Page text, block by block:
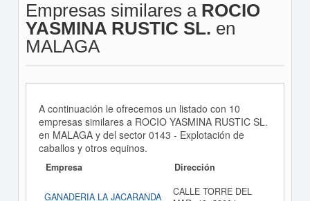
Empresas similares a ROCIO
YASMINA RUSTIC SL. en
MALAGA
A continuación le ofrecemos un listado con 10
empresas similares a ROCIO YASMINA RUSTIC SL.
en MALAGA y del sector 0143 - Explotación de
caballos y otros equinos.
Empresa Dirección
GANADERIA LA JACARANDA
CALLE TORRE DEL